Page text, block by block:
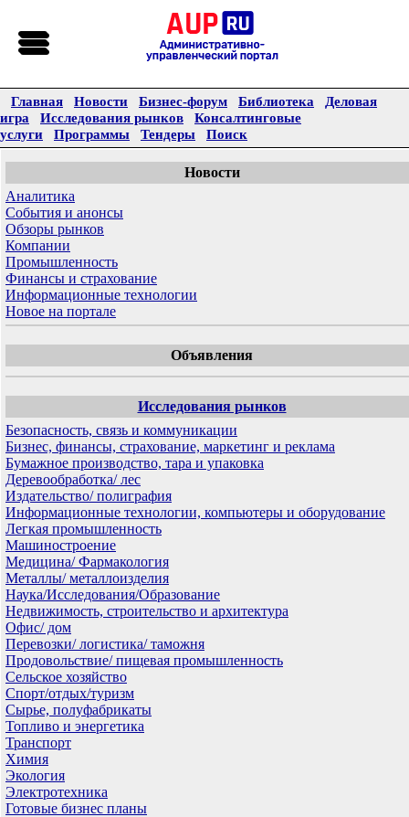
Главная Новости Бизнес-форум Библиотека
Деловая
игра
Исследования рынков
Консалтинговые
услуги
Программы Тендеры Поиск
Новости
Аналитика
События и анонсы
Обзоры рынков
Компании
Промышленность
Финансы и страхование
Информационные технологии
Новое на портале
Объявления
Исследования рынков
Безопасность, связь и коммуникации
Бизнес, финансы, страхование, маркетинг и реклама
Бумажное производство, тара и упаковка
Деревообработка/ лес
Издательство/ полиграфия
Информационные технологии, компьютеры и оборудование
Легкая промышленность
Машиностроение
Медицина/ Фармакология
Металлы/ металлоизделия
Наука/Исследования/Образование
Недвижимость, строительство и архитектура
Офис/ дом
Перевозки/ логистика/ таможня
Продовольствие/ пищевая промышленность
Сельское хозяйство
Спорт/отдых/туризм
Сырье, полуфабрикаты
Топливо и энергетика
Транспорт
Химия
Экология
Электротехника
Готовые бизнес планы